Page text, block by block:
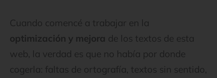
Cuando comencé a trabajar en la
optimización y mejora de los textos de esta
web, la verdad es que no había por donde
cogerla: faltas de ortografía, textos sin sentido,